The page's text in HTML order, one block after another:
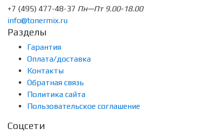
+7 (495) 477-48-37 Пн—Пт 9.00-18.00
info@tonermix.ru
Разделы
Гарантия
Оплата/доставка
Контакты
Обратная связь
Политика сайта
Пользовательское соглашение
Соцсети